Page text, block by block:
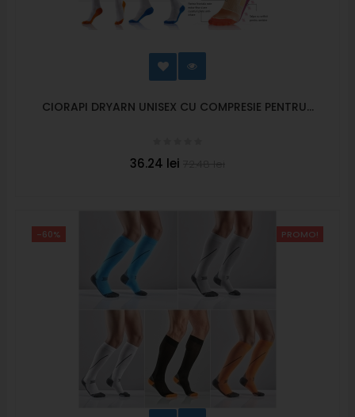
CIORAPI DRYARN UNISEX CU COMPRESIE PENTRU...
36.24 lei
PROMO!
-60%